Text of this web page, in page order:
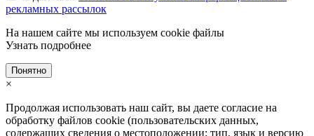
рекламных рассылок
На нашем сайте мы используем cookie файлы
Узнать подробнее
Понятно
×
Продолжая использовать наш сайт, вы даете согласие на
обработку файлов cookie (пользовательских данных,
содержащих сведения о местоположении; тип, язык и версию